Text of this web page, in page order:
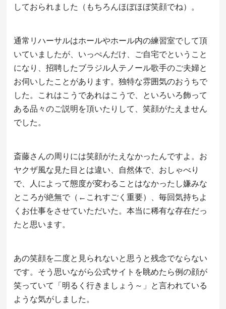
しておられました（もちろんほぼほぼ笑顔でね）。
通常リハーサルはホールやホール内の練習室でして頂
いていましたが、いっぺんだけ、ご自宅でということ
になり、招聘したブラジル人テノール歌手のご夫婦と
お伺いしたことがあります。独特な雰囲気のおうちで
した。これはこうであれはこうで、といろいろ飾って
ある品々のご説明を頂いたりして、笑顔がたえません
でした。
斎藤さんの周りには笑顔がたえなかったんですよ。お
ヤクザ風な見た目とは違い、自然体で、おしゃべり
で、人によって態度が変わることはなかったし嫌みな
ところが絶無で（←これすごく重要）、毎回気持ちよ
くお仕事をさせていただいた。本当に稀有な存在だっ
たと思います。
あの笑顔を二度と見られないと思うと残念でならない
です。そう思いながら公式サイトを眺めたら例の顔が
笑っていて「明るく行きましょう～」と言われている
ような気がしました。